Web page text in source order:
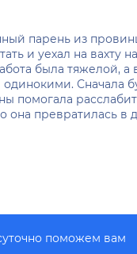
парень из
и уехал на вахту
была тяжелой,
Сначала
помогала
она превратилась в
и вот он уже
кодирование по
поможем вам